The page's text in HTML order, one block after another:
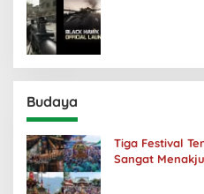
Budaya
Tiga Festival
Sangat